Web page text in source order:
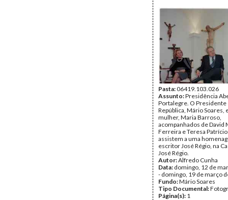
Pasta:06419.103.026
Assunto:Presidência
Portalegre. O Presidente
República, Mário Soares,
mulher, Maria Barroso,
acompanhados de David
Ferreira e Teresa
assistem a uma
escritor José Régio, na
José Régio.
Autor:Alfredo Cunha
Data: domingo, 12 de
- domingo, 19 de março
Fundo:Mário Soares
Tipo Documental:
Página(s): 1